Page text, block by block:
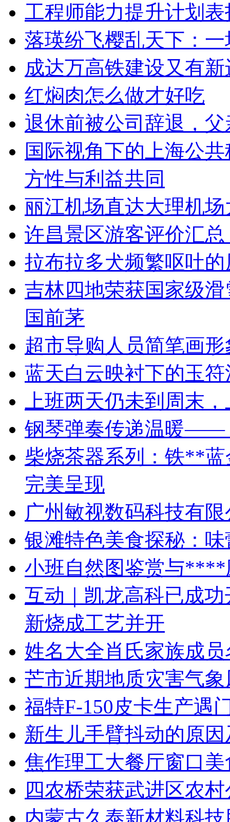
工程师能力提升计划表
落瑛纷飞樱乱天下：
成达万高铁建设又有
红焖肉怎么做才好吃
退休前被公司辞退，
国际视角下的上海公
方性与利益共同
丽江机场直达大理机
许昌景区游客评价汇
拉布拉多犬频繁呕吐
吉林四地荣获国家级
国前茅
超市导购人员简笔画
蓝天白云映衬下的玉
上班两天仍未到周末
钢琴弹奏传递温暖——
柴烧茶器系列：铁**
完美呈现
广州敏视数码科技有
银滩特色美食探秘：
小班自然图鉴赏与****
互动｜凯龙高科已成
新烧成工艺并开
姓名大全肖氏家族成员
芒市近期地质灾害气
福特F-150皮卡生产遇
新生儿手臂抖动的原
焦作理工大餐厅窗口
四农桥荣获武进区农
内蒙古久泰新材料科